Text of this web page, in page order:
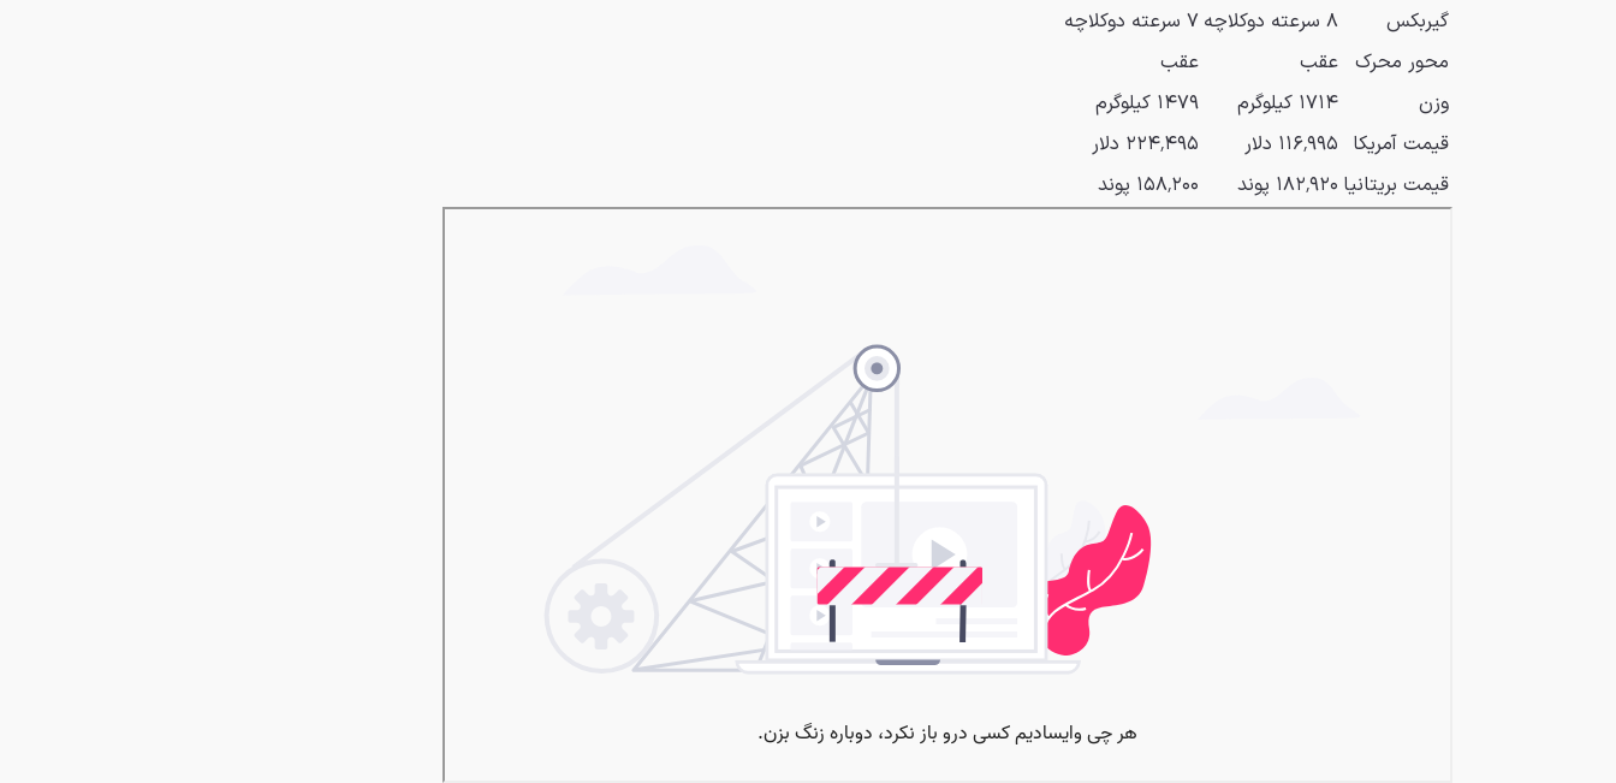
گیربکس
۸ سرعته دوکلاچه
۷ سرعته دوکلاچه
محور محرک عقب
عقب
وزن
۱۷۱۴ کیلوگرم
۱۴۷۹ کیلوگرم
قیمت آمریکا ۱۱۶٬۹۹۵ دلار
۲۲۴٬۴۹۵ دلار
قیمت بریتانیا ۱۸۲٬۹۲۰ پوند ۱۵۸٬۲۰۰ پوند